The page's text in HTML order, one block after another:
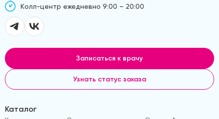
Kолл-центр ежедневно 9:00 – 20:00
Записаться к врачу
Узнать статус заказа
Каталог